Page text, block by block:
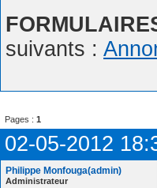
suivants :
Pages : 1
02-05-2012
Philippe Monfouga(admin)
Administrateur